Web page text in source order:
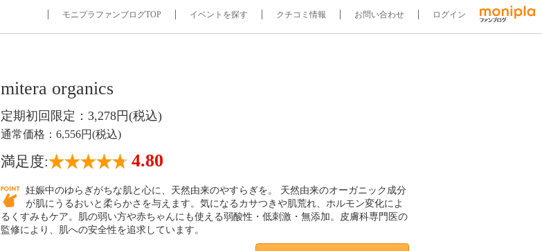
モニプラファンブログTOP イベントを探す クチコミ情報 お問い合わせ ログイン
mitera organics
定期初回限定：3,278円(税込)
通常価格：6,556円(税込)
満足度: 4.80
妊娠中のゆらぎがちな肌と心に、天然由来のやすらぎを。 天然由来のオーガニック成分
が肌にうるおいと柔らかさを与えます。気になるカサつきや肌荒れ、ホルモン変化によ
るくすみもケア。肌の弱い⽅や⾚ちゃんにも使える弱酸性・低刺激・無添加。⽪膚科専⾨医の
監修により、肌への安全性を追求しています。